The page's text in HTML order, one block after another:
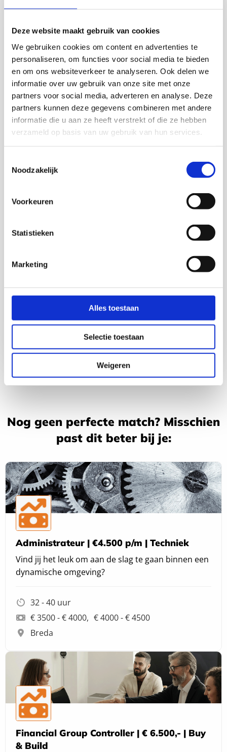
Deze website maakt gebruik van cookies
We gebruiken cookies om content en advertenties te
personaliseren, om functies voor social media te bieden
en om ons websiteverkeer te analyseren. Ook delen we
informatie over uw gebruik van onze site met onze
partners voor social media, adverteren en analyse. Deze
partners kunnen deze gegevens combineren met andere
informatie die u aan ze heeft verstrekt of die ze hebben
verzameld op basis van uw gebruik van hun services.
Noodzakelijk
Voorkeuren
Statistieken
Marketing
Alles toestaan
Selectie toestaan
Weigeren
Meer
over:
een
Ockeloen
het
Ockeloen
Bel
Senna
Ockeloen
Nog geen perfecte match? Misschien
past dit beter bij je:
Administrateur | €4.500 p/m | Techniek
Vind jij het leuk om aan de slag te gaan binnen een
dynamische omgeving?
32 - 40 uur
€ 3500 - € 4000
€ 4000 - € 4500
Breda
Financial Group Controller | € 6.500,- | Buy
& Build